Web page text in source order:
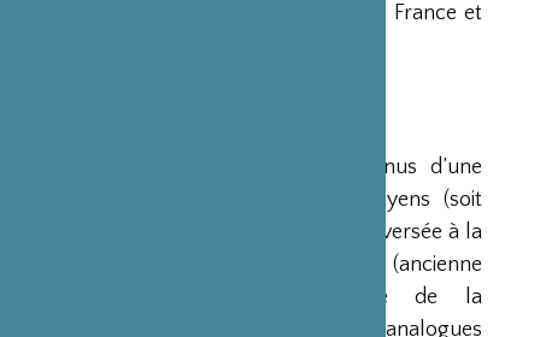
relations culturelles et d’amitié entre la France et
Ses ressources proviennent des revenus d’une
dotation initiale de trois milliards de yens (soit
environ 20 millions d’euros à l’époque) versée à la
France par la Fondation Nippon (ancienne
Fondation de l’Industrie Japonaise de la
Construction Navale). Des institutions analogues